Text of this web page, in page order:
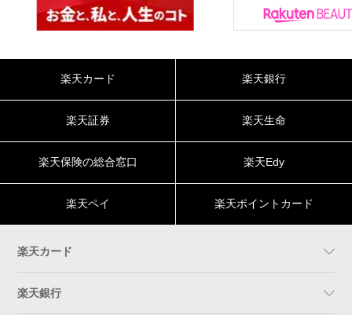
楽天カード 楽天銀行
楽天証券 楽天生命
楽天保険の総合窓口 楽天Edy
楽天ペイ 楽天ポイントカード
楽天カード
楽天銀行